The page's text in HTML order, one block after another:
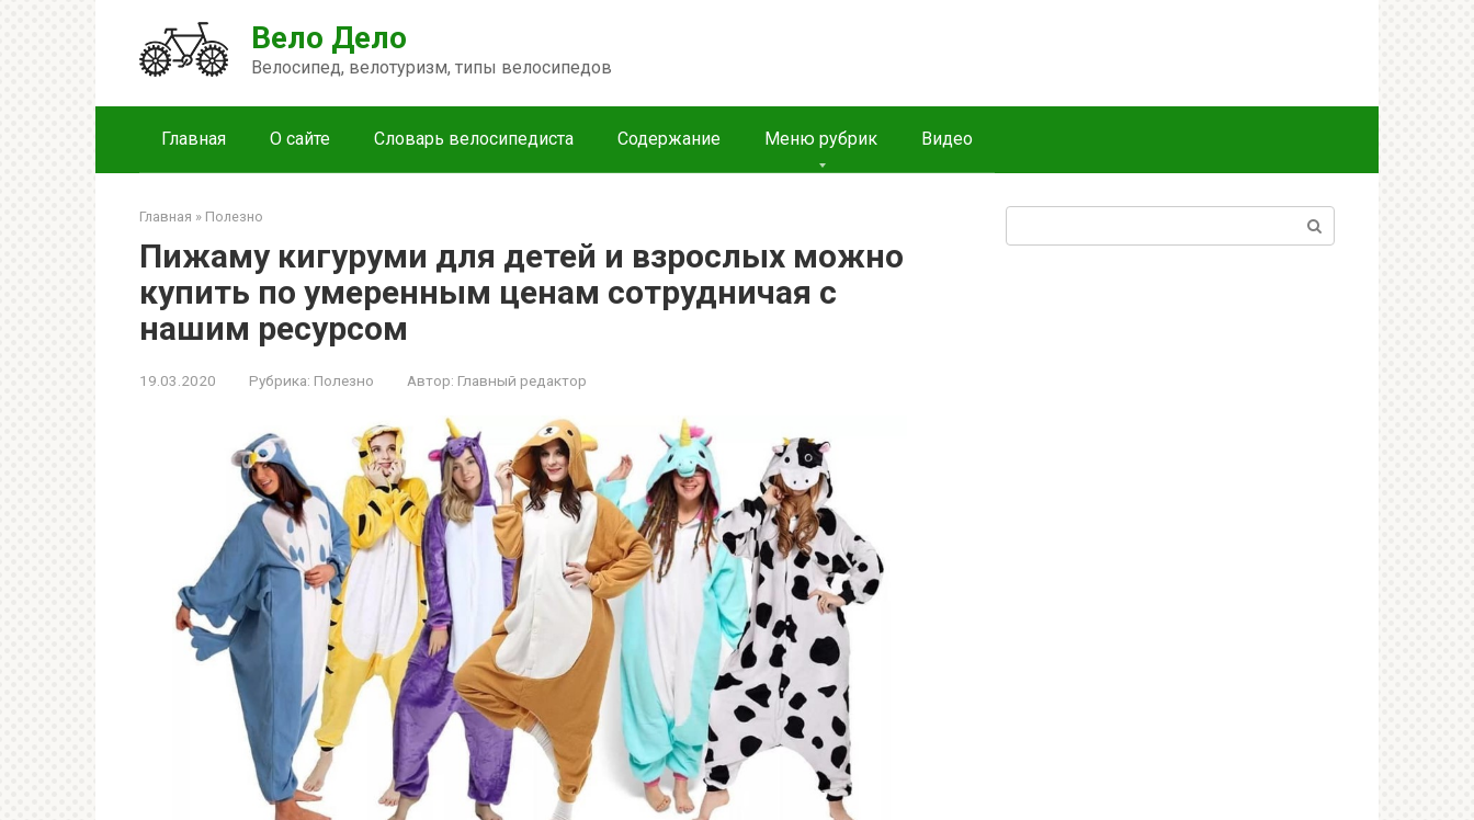
Вело Дело
Велосипед, велотуризм, типы велосипедов
Главная О сайте Словарь велосипедиста Содержание Меню рубрик Видео
Главная » Полезно
Пижаму кигуруми для детей и взрослых можно
купить по умеренным ценам сотрудничая с
нашим ресурсом
19.03.2020 Рубрика: Полезно Автор: Главный редактор